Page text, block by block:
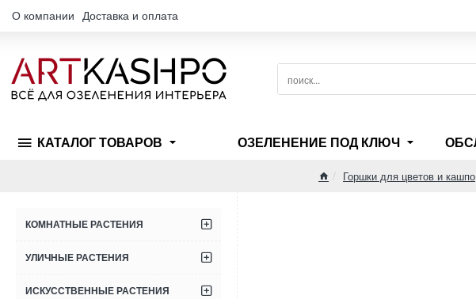
О компании Доставка и оплата
поиск...
КАТАЛОГ ТОВАРОВ ОЗЕЛЕНЕНИЕ ПОД КЛЮЧ
Горшки для цветов и кашпо
КОМНАТНЫЕ РАСТЕНИЯ
УЛИЧНЫЕ РАСТЕНИЯ
ИСКУССТВЕННЫЕ РАСТЕНИЯ